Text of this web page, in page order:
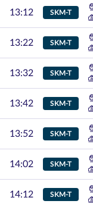
13:12 SKM-T
13:22 SKM-T
13:32 SKM-T
13:42 SKM-T
13:52 SKM-T
14:02 SKM-T
14:12 SKM-T